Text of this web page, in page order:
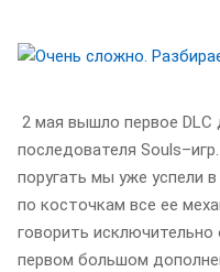
2 мая вышло первое DLC
последователя
поругать мы уже успели
по косточкам все ее
говорить
первом большом